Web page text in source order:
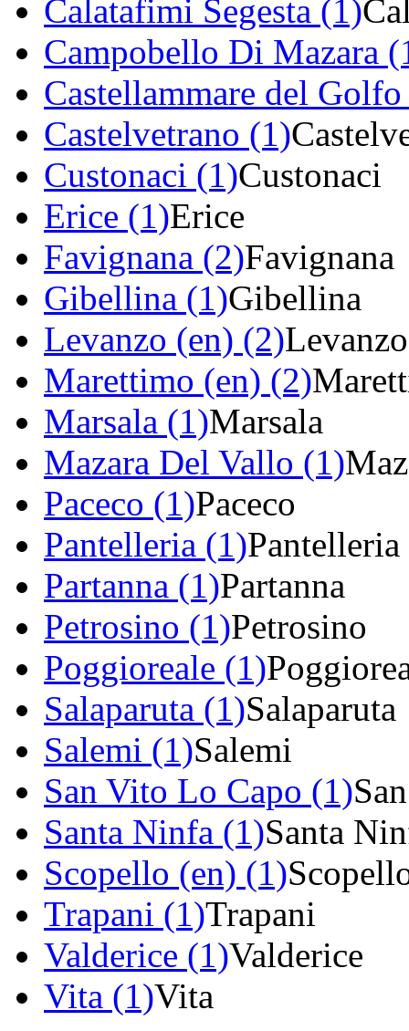
Calatafimi Segesta (1)
Campobello Di Mazara
Castellammare del
Castelvetrano (1)
Custonaci (1)Custonaci
Erice (1)Erice
Favignana (2)Favignana
Gibellina (1)Gibellina
Levanzo (en) (2)Levanzo
Marettimo (en) (2)
Marsala (1)Marsala
Mazara Del Vallo (1)
Paceco (1)Paceco
Pantelleria (1)Pantelleria
Partanna (1)Partanna
Petrosino (1)Petrosino
Poggioreale (1)
Salaparuta (1)Salaparuta
Salemi (1)Salemi
San Vito Lo Capo (1)
Santa Ninfa (1)Santa
Scopello (en) (1)
Trapani (1)Trapani
Valderice (1)Valderice
Vita (1)Vita